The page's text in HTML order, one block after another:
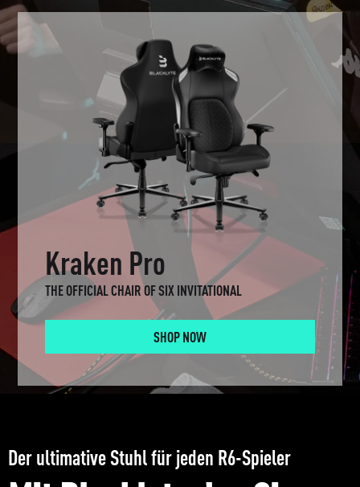
Kraken Pro
THE OFFICIAL CHAIR OF SIX INVITATIONAL
SHOP NOW
Der ultimative Stuhl für jeden R6-Spieler